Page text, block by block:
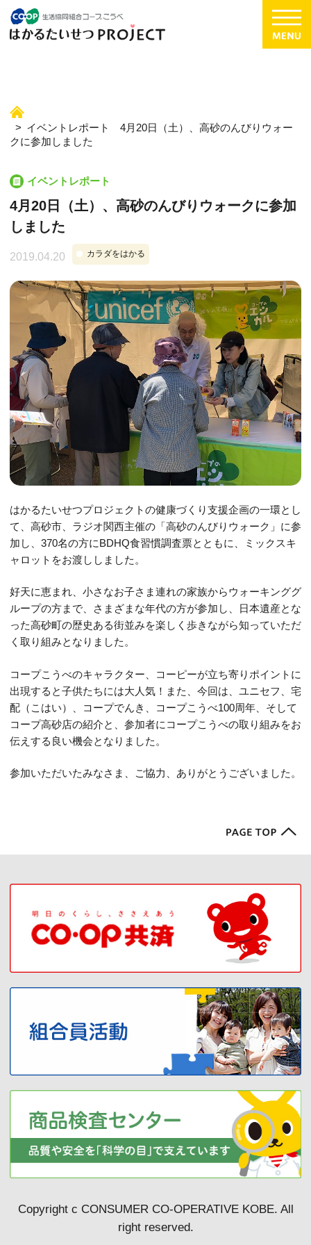
イベントレポート 4月20日（土）、高砂のんびりウォー
クに参加しました
イベントレポート
4月20日（土）、高砂のんびりウォークに参加
しました
2019.04.20 カラダをはかる
はかるたいせつプロジェクトの健康づくり支援企画の一環とし
て、高砂市、ラジオ関西主催の「高砂のんびりウォーク」に参
加し、370名の方にBDHQ食習慣調査票とともに、ミックスキ
ャロットをお渡ししました。
好天に恵まれ、小さなお子さま連れの家族からウォーキンググ
ループの方まで、さまざまな年代の方が参加し、日本遺産とな
った高砂町の歴史ある街並みを楽しく歩きながら知っていただ
く取り組みとなりました。
コープこうべのキャラクター、コーピーが立ち寄りポイントに
出現すると子供たちには大人気！また、今回は、ユニセフ、宅
配（こはい）、コープでんき、コープこうべ100周年、そして
コープ高砂店の紹介と、参加者にコープこうべの取り組みをお
伝えする良い機会となりました。
参加いただいたみなさま、ご協力、ありがとうございました。
Copyright c CONSUMER CO-OPERATIVE KOBE. All
right reserved.